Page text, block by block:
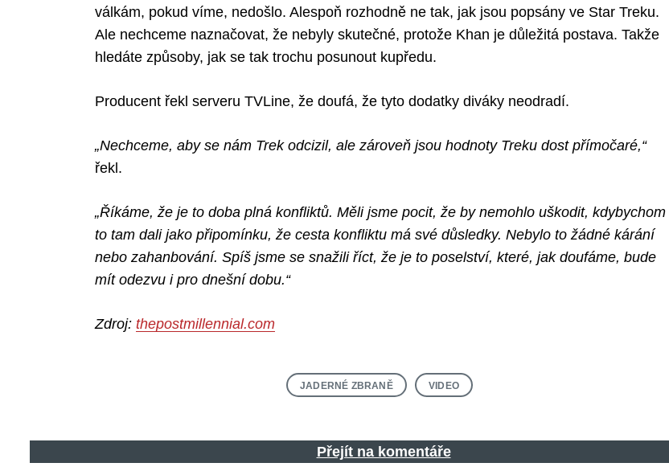
válkám, pokud víme, nedošlo. Alespoň rozhodně ne tak, jak jsou popsány ve Star Treku.
Ale nechceme naznačovat, že nebyly skutečné, protože Khan je důležitá postava. Takže
hledáte způsoby, jak se tak trochu posunout kupředu.
Producent řekl serveru TVLine, že doufá, že tyto dodatky diváky neodradí.
„Nechceme, aby se nám Trek odcizil, ale zároveň jsou hodnoty Treku dost přímočaré,“
řekl.
„Říkáme, že je to doba plná konfliktů. Měli jsme pocit, že by nemohlo uškodit, kdybychom
to tam dali jako připomínku, že cesta konfliktu má své důsledky. Nebylo to žádné kárání
nebo zahanbování. Spíš jsme se snažili říct, že je to poselství, které, jak doufáme, bude
mít odezvu i pro dnešní dobu.“
Zdroj: thepostmillennial.com
JADERNÉ ZBRANĚ VIDEO
Přejít na komentáře